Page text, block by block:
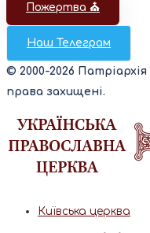
Пожертва ⛪️
Наш Телеграм
© 2000-2026
права захищені.
Київська церква